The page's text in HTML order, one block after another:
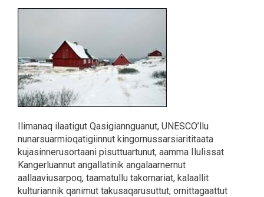
Ilimanaq ilaatigut Qasigiannguanut, UNESCO’llu
nunarsuarmioqatigiinnut kingornussarsiarititaata
kujasinnerusortaani pisuttuartunut, aamma Ilulissat
Kangerluannut angallatinik angalaarnernut
aallaaviusarpoq, taamatullu takornariat, kalaallit
kulturiannik qanimut takusaqarusuttut, ornittagaattut